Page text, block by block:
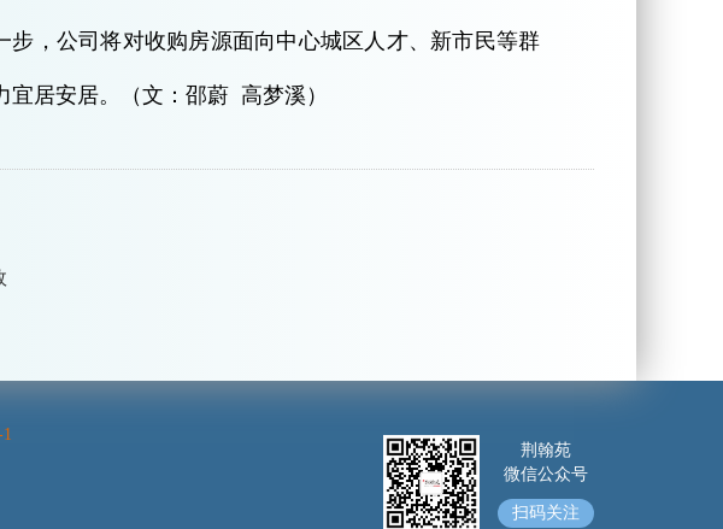
步，公司将对收购房源面向中心城区人才、新市民等群
居安居。（文：邵蔚 高梦溪）
荆翰苑
微信公众号
扫码关注